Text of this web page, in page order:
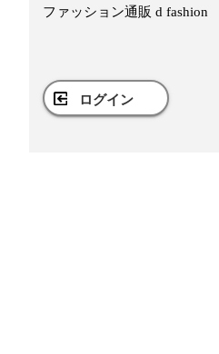
ファッション通販 d fashion
ログイン